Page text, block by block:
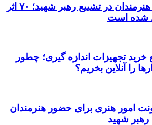
حضور پررنگ هنرمندان در تشییع رهبر شهید؛ ۷۰ اثر
شده است
خرید تجهیزات اندازه گیری؛ چطور
را آنلاین بخریم؟
امور هنری برای حضور هنرمندان
رهبر شهید